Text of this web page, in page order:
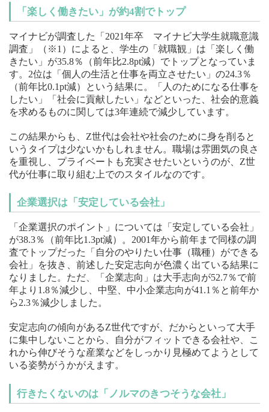
「楽しく働きたい」が約4割でトップ
マイナビが調査した「2021年卒 マイナビ大学生就職意識
調査」（※1）によると、学生の「就職観」は「楽しく働
きたい」が35.8％（前年比2.8pt減）でトップとなっていま
す。2位は「個人の生活と仕事を両立させたい」の24.3％
（前年比0.1pt減）という結果に。「人のためになる仕事を
したい」「社会に貢献したい」などといった、社会的意義
を求めるものに関しては3年連続で減少しています。
この結果からも、Z世代は会社や社会のために身を削ると
いうタイプは少ないかもしれません。職場は雰囲気の良さ
を重視し、プライベートも充実させたいというのが、Z世
代が仕事に取り組む上でのスタイルなのです。
企業選択は「安定している会社」
「企業選択のポイント」については「安定している会社」
が38.3％（前年比1.3pt減）。2001年から前年まで同様の調
査でトップだった「自分のやりたい仕事（職種）ができる
会社」を抜き、前述した安定志向が色濃く出ている結果に
なりました。ただ、「企業志向」は大手志向が52.7％で前
年より1.8％減少し、中堅、中小企業志向が41.1％と前年か
ら2.3％減少しました。
安定志向の傾向があるZ世代ですが、だからといって大手
に集中しないことから、自分がフィットできる会社や、こ
れから伸びそうな産業などをしっかり見極めてようとして
いる姿勢がうかがえます。
行きたくないのは「ノルマのきつそうな会社」